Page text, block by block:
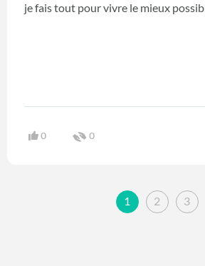
je fais tout pour vivre le mieux
0 0
1 2 3